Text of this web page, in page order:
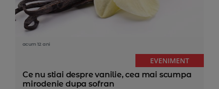
acum 12 ani
EVENIMENT
Ce nu stiai despre vanilie, cea mai scumpa
mirodenie dupa sofran